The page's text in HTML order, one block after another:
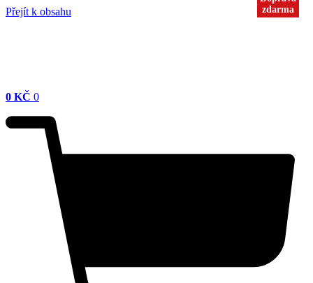
Přejít k obsahu
0 KČ 0
zdarma
zdarma